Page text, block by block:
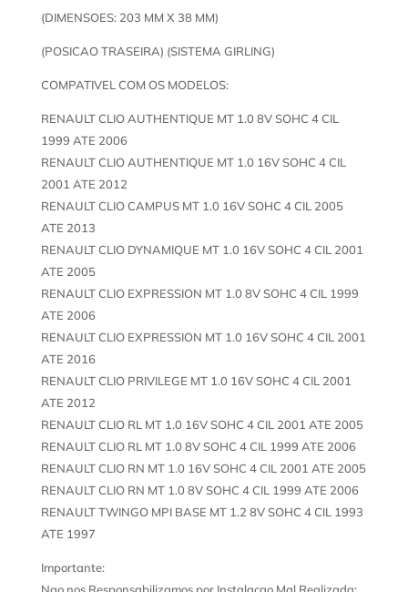
(DIMENSOES: 203 MM X 38 MM)
(POSICAO TRASEIRA) (SISTEMA GIRLING)
COMPATIVEL COM OS MODELOS:
RENAULT CLIO AUTHENTIQUE MT 1.0 8V SOHC 4 CIL
1999 ATE 2006
RENAULT CLIO AUTHENTIQUE MT 1.0 16V SOHC 4 CIL
2001 ATE 2012
RENAULT CLIO CAMPUS MT 1.0 16V SOHC 4 CIL 2005
ATE 2013
RENAULT CLIO DYNAMIQUE MT 1.0 16V SOHC 4 CIL 2001
ATE 2005
RENAULT CLIO EXPRESSION MT 1.0 8V SOHC 4 CIL 1999
ATE 2006
RENAULT CLIO EXPRESSION MT 1.0 16V SOHC 4 CIL 2001
ATE 2016
RENAULT CLIO PRIVILEGE MT 1.0 16V SOHC 4 CIL 2001
ATE 2012
RENAULT CLIO RL MT 1.0 16V SOHC 4 CIL 2001 ATE 2005
RENAULT CLIO RL MT 1.0 8V SOHC 4 CIL 1999 ATE 2006
RENAULT CLIO RN MT 1.0 16V SOHC 4 CIL 2001 ATE 2005
RENAULT CLIO RN MT 1.0 8V SOHC 4 CIL 1999 ATE 2006
RENAULT TWINGO MPI BASE MT 1.2 8V SOHC 4 CIL 1993
ATE 1997
Importante:
Nao nos Responsabilizamos por Instalacao Mal Realizada;